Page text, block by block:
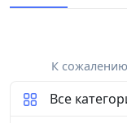
К
Все